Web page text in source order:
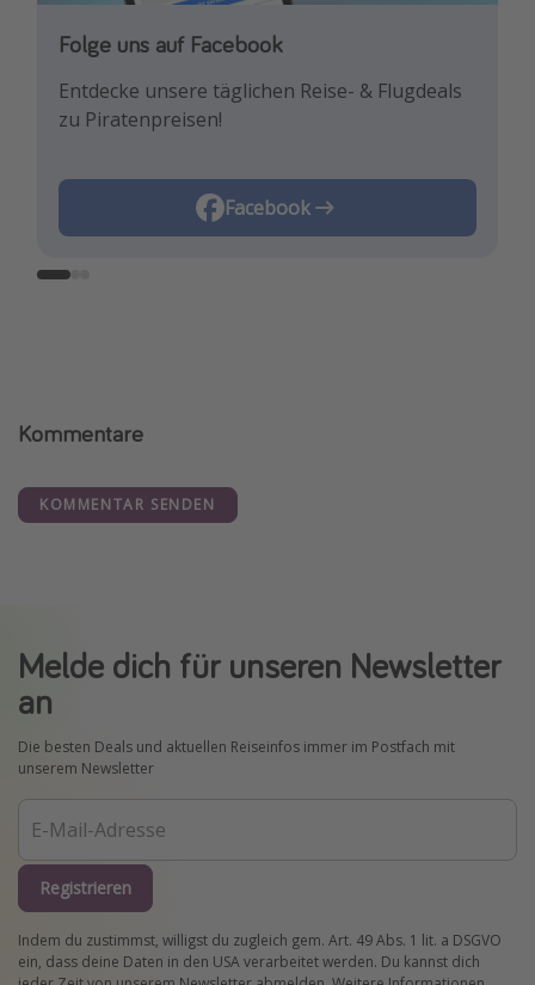
Folge uns auf Facebook
Entdecke unsere täglichen Reise- & Flugdeals
zu Piratenpreisen!
Facebook
Folge uns auf Instagram
Lass uns dich mit den neuesten Reisetrends &
besten Reisedeals inspirieren!
Instagram
Folge uns auf TikTok!
Für die heißesten Deals und die besten
Reisehacks!
TikTok
Kommentare
KOMMENTAR SENDEN
Melde dich für unseren Newsletter
an
Die besten Deals und aktuellen Reiseinfos immer im Postfach mit
unserem Newsletter
Registrieren
Indem du zustimmst, willigst du zugleich gem. Art. 49 Abs. 1 lit. a DSGVO
ein, dass deine Daten in den USA verarbeitet werden. Du kannst dich